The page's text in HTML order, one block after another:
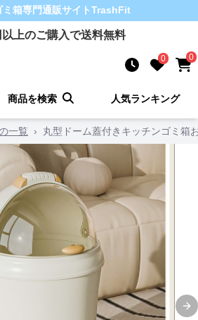
ミ箱専門通販サイトTrashFit
上のご購入で送料無料
0 0
商品を検索 人気ランキング
一覧 › 丸型ドーム蓋付きキッチンゴミ箱